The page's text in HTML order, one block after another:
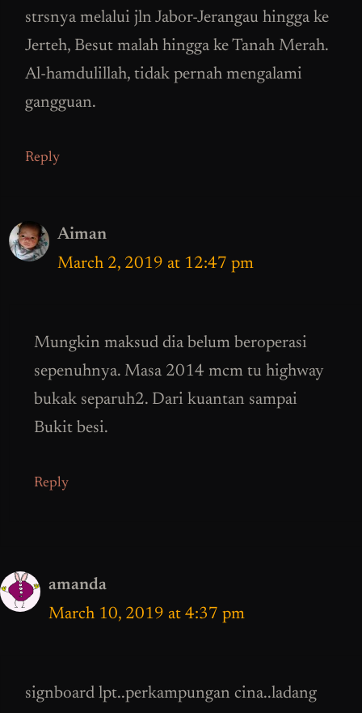
strsnya melalui jln Jabor-Jerangau hingga ke
Jerteh, Besut malah hingga ke Tanah Merah.
Al-hamdulillah, tidak pernah mengalami
gangguan.
Reply
Aiman
March 2, 2019 at 12:47 pm
Mungkin maksud dia belum beroperasi
sepenuhnya. Masa 2014 mcm tu highway
bukak separuh2. Dari kuantan sampai
Bukit besi.
Reply
amanda
March 10, 2019 at 4:37 pm
signboard lpt..perkampungan cina..ladang